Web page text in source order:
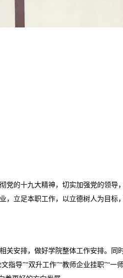
的十九大精神，切实加强党的领导
立足本职工作，以立德树人为目标
安排，做好学院整体工作安排。同
导”“双升工作”“教师企业挂职”“一